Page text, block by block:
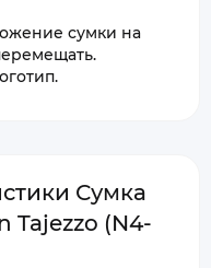
сумки на
Сумка
Tajezzo (N4-